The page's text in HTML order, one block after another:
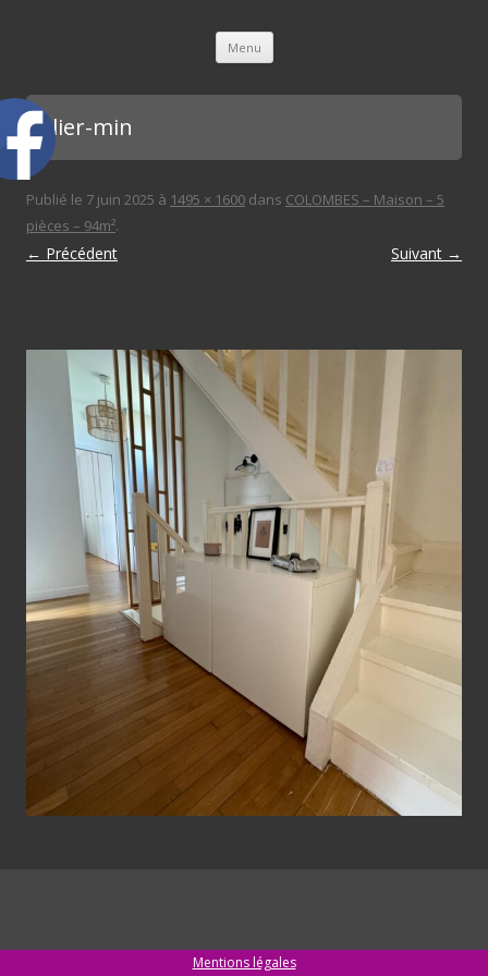
Menu Aller au contenu principal
palier-min
Publié le 7 juin 2025 à 1495 × 1600 dans COLOMBES – Maison – 5
pièces – 94m².
← Précédent Suivant →
Mentions légales